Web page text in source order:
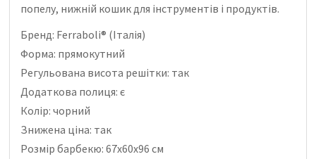
попелу, нижній кошик для інструментів і продуктів.
Бренд: Ferraboli® (Італія)
Форма: прямокутний
Регульована висота решітки: так
Додаткова полиця: є
Колір: чорний
Знижена ціна: так
Розмір барбекю: 67х60х96 см